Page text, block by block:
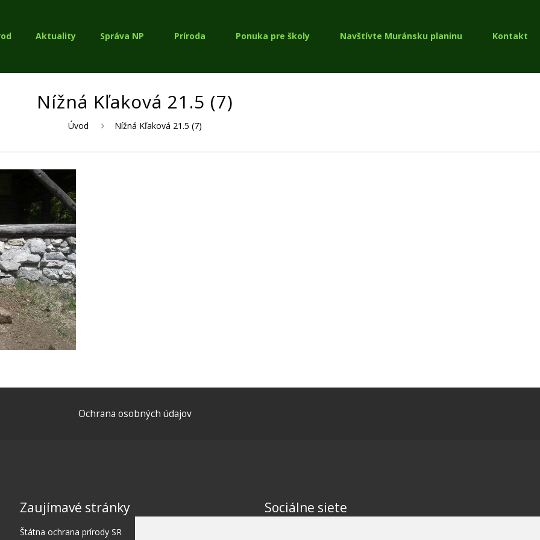
Aktuality Správa NP Príroda Ponuka pre školy Navštívte Muránsku planinu Kontakt
Nížná Kľaková 21.5 (7)
Úvod Nížná Kľaková 21.5 (7)
Ochrana osobných údajov
Zaujímavé stránky
Štátna ochrana prírody SR
Sociálne siete